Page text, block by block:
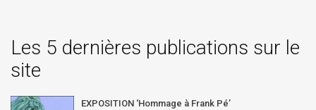
Les 5 dernières publications sur le
site
EXPOSITION ‘Hommage à Frank Pé’